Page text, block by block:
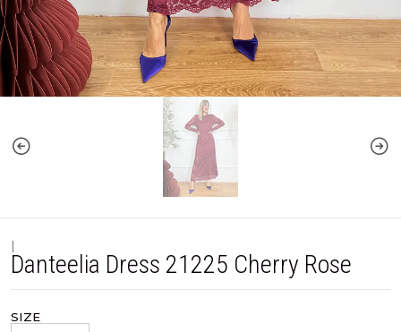
|
Danteelia Dress 21225 Cherry Rose
SIZE